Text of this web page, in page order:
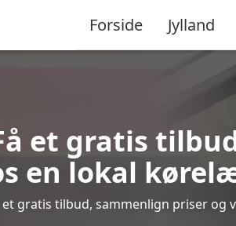
Forside Jylland
et gratis
en lokal
gratis tilbud, sammenlign priser og